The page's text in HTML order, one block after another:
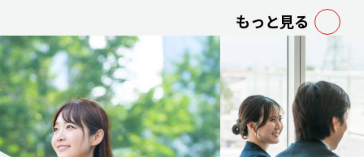
もっと見る